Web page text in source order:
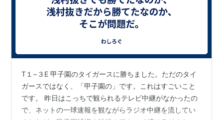
T１−３E 甲子園のタイガースに勝ちました。ただのタイ
ガースではなく、「甲子園の」です。これはすごいこと
です。 昨日はこっちで観られるテレビ中継がなかったの
で、ネットの一球速報を観ながらラジオ中継を流してい